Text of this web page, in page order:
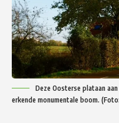
Deze Oosterse plataan
erkende monumentale boom.